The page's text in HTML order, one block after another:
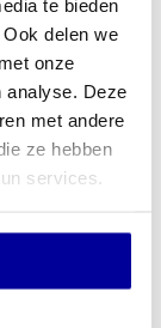
te bieden
delen we
onze
analyse. Deze
met andere
ze hebben
services.